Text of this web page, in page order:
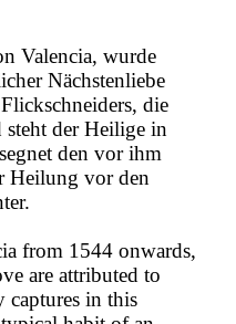
Valencia, wurde
Nächstenliebe
die
der Heilige in
den vor ihm
Heilung vor den
from 1544 onwards,
are attributed to
in this